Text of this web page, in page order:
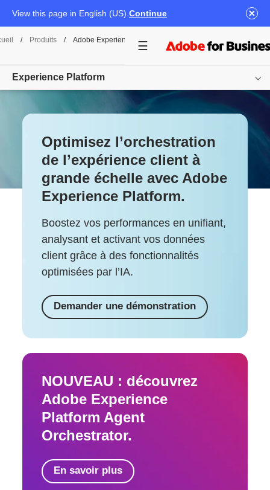
View this page in English (US). Continue
/ Produits / Adobe Experience Platform
Experience Platform
Vue d’ensemble
Produits
Documentation
Ressources
Découvrir
Optimisez l’orchestration
de l’expérience client à
grande échelle avec Adobe
Experience Platform.
Boostez vos performances en unifiant,
analysant et activant vos données
client grâce à des fonctionnalités
optimisées par l’IA.
Demander une démonstration
NOUVEAU : découvrez
Adobe Experience
Platform Agent
Orchestrator.
En savoir plus